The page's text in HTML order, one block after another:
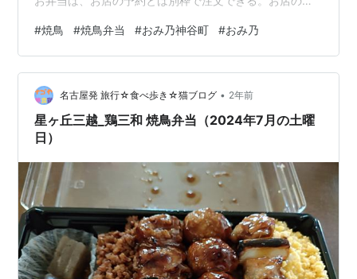
た日でも注文すれば帰る頃に出来上がっていて、そのま
ま持ち帰りもできる。 omakase.in 押上の焼鳥 おみ乃で
も持ち帰り弁当の予約が可能。 omakase.in
#焼鳥 #焼鳥弁当 #おみ乃神谷町 #おみ乃
名古屋発 旅行☆食べ歩き☆猫ブログ • 2年前
星ヶ丘三越_鶏三和 焼鳥弁当（2024年7月の土曜
日）